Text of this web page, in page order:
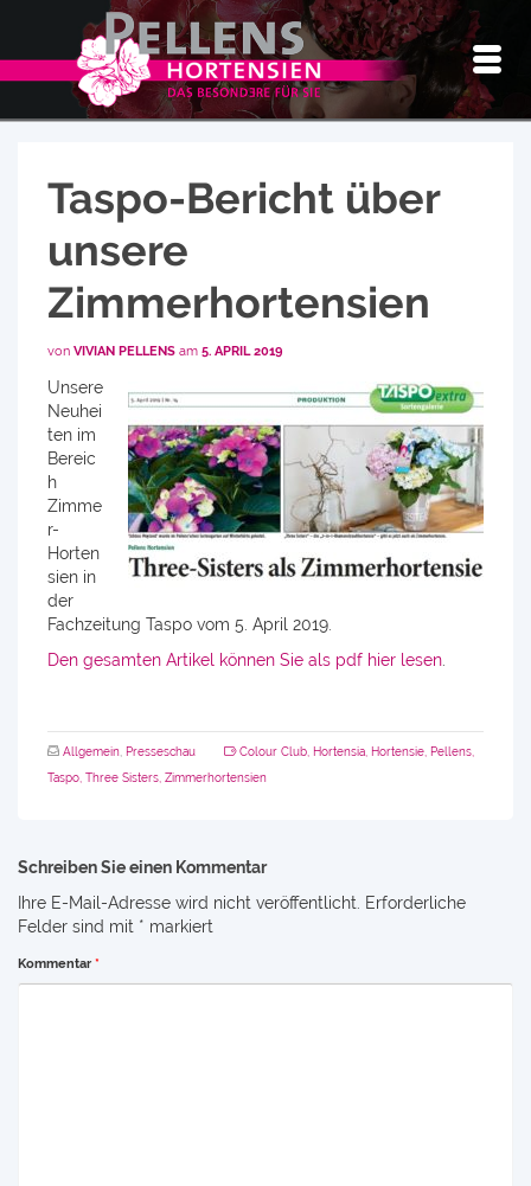
Taspo-Bericht über
unsere
Zimmerhortensien
von VIVIAN PELLENS am 5. APRIL 2019
Unsere
Neuhei
ten im
Bereic
h
Zimme
r-
Horten
sien in
der
Fachzeitung Taspo vom 5. April 2019.
Den gesamten Artikel können Sie als pdf hier lesen
Allgemein Presseschau Colour Club Hortensia Hortensie Pellens
Taspo Three Sisters Zimmerhortensien
Schreiben Sie einen Kommentar
Ihre E-Mail-Adresse wird nicht veröffentlicht.
Erforderliche
Felder sind mit * markiert
Kommentar *